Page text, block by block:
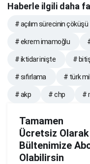
Haberle ilgili daha
# açılım sürecinin çöküşü
# ekrem imamoğlu
# iktidar inişte #
# sıfırlama # türk
# akp # chp #
Tamamen
Ücretsiz Olarak
Bültenimize
Olabilirsin